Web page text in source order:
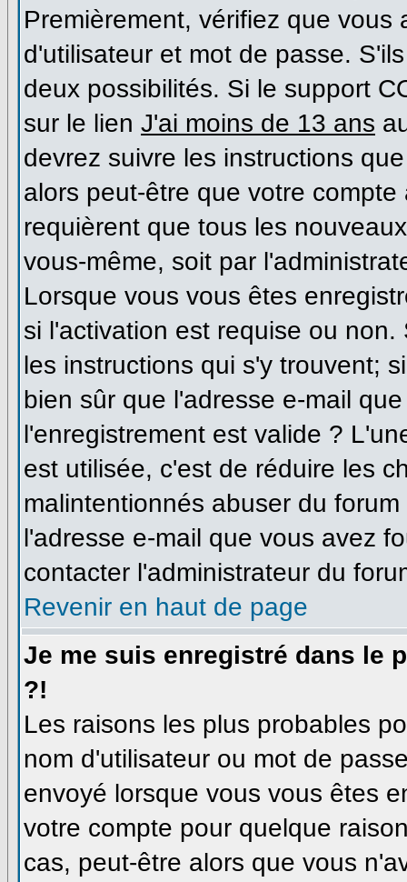
Premièrement, vérifiez que
d'utilisateur et mot de passe.
deux possibilités. Si le support
sur le lien J'ai moins de 13 ans
devrez suivre les instructions
alors peut-être que votre
requièrent que tous les
vous-même, soit par
Lorsque vous vous êtes
si l'activation est requise ou
les instructions qui s'y trouvent;
bien sûr que l'adresse e-mail
l'enregistrement est valide ?
est utilisée, c'est de réduire les
malintentionnés abuser du
l'adresse e-mail que vous avez
contacter l'administrateur du
Revenir en haut de page
Je me suis enregistré dans le
?!
Les raisons les plus probables
nom d'utilisateur ou mot de
envoyé lorsque vous vous êtes
votre compte pour quelque
cas, peut-être alors que vous